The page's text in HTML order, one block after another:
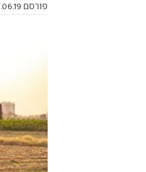
פורסם 27.06.19